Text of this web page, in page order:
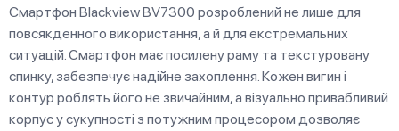
Смартфон Blackview BV7300 розроблений не лише для
повсякденного використання, а й для екстремальних
ситуацій. Смартфон має посилену раму та текстуровану
спинку, забезпечує надійне захоплення. Кожен вигин і
контур роблять його не звичайним, а візуально привабливий
корпус у сукупності з потужним процесором дозволяє